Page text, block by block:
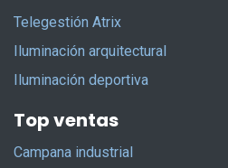
Telegestión Atrix
Iluminación arquitectural
Iluminación deportiva
Top ventas
Campana industrial